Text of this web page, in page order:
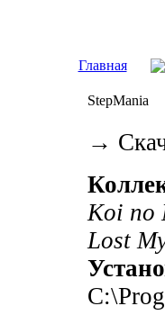
Главная
StepMania
→
Koi no
Lost